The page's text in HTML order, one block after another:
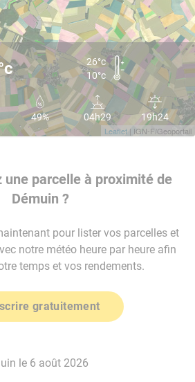
Leaflet | IGN-F/Geoportail
26°c
10°c
49% 04h29 19h24
une parcelle à proximité de
Démuin ?
pour lister vos parcelles et
notre météo heure par heure afin
temps et vos rendements.
gratuitement
le 6 août 2026